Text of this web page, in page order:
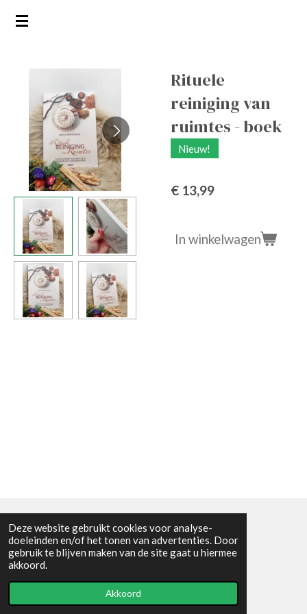
Deze website gebruikt cookies voor analyse-
doeleinden en/of het tonen van advertenties. Door
gebruik te blijven maken van de site gaat u hiermee
akkoord.
Akkoord
Ga
Rituele
reiniging van
ruimtes - boek
Nieuw!
€ 13,99
In winkelwagen
Algemene voorwaarden
© 2021 - RC en mineralenshop Het vlinderpad